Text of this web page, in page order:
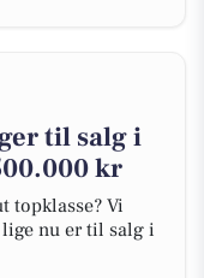
til salg i
kr
topklasse? Vi
nu er til salg i